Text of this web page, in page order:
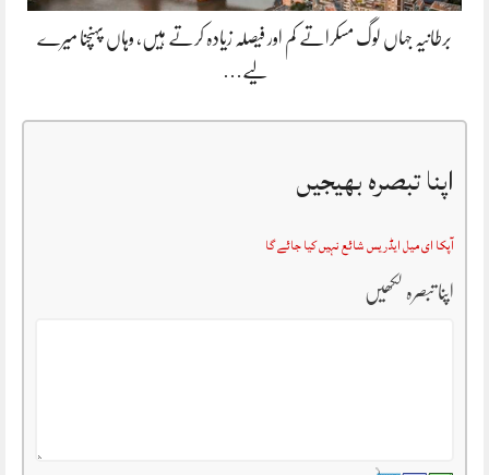
برطانیہ جہاں لوگ مسکراتے کم اور فیصلہ زیادہ کرتے ہیں، وہاں پہنچنا میرے
لیے…
اپنا تبصرہ بھیجیں
آپکا ای میل ایڈریس شائع نہیں کیا جائے گا
اپنا تبصرہ لکھیں